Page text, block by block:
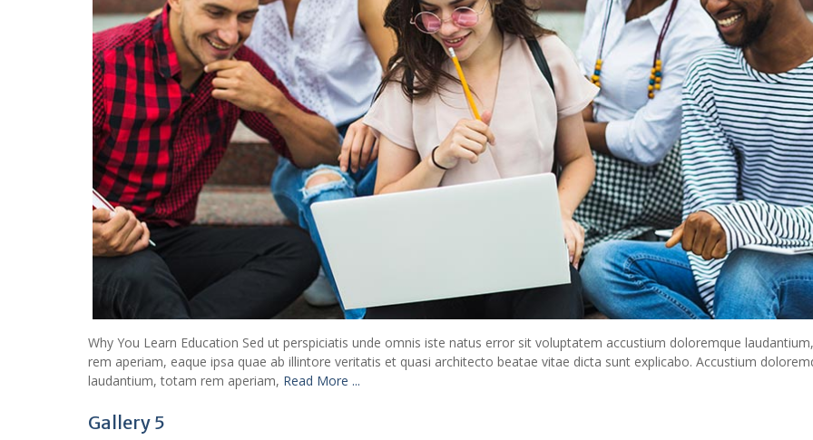
Why You Learn Education Sed ut perspiciatis unde omnis iste natus error sit voluptatem accustium doloremque
rem aperiam, eaque ipsa quae ab illintore veritatis et quasi architecto beatae vitae dicta sunt explicabo. Accustium
laudantium, totam rem aperiam, Read More ...
Gallery 5